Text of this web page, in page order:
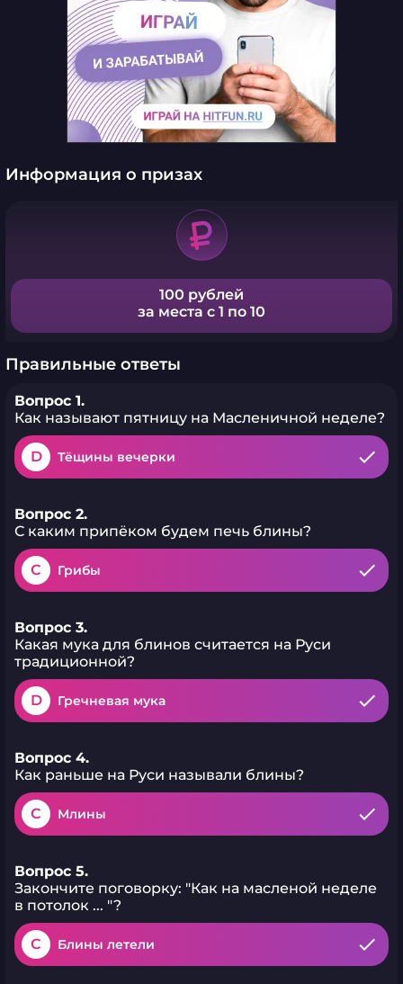
Информация о призах
100 рублей
за места с 1 по 10
Правильные ответы
Вопрос 1.
Как называют пятницу на Масленичной неделе?
D Тёщины вечерки
Вопрос 2.
С каким припёком будем печь блины?
C Грибы
Вопрос 3.
Какая мука для блинов считается на Руси
традиционной?
D Гречневая мука
Вопрос 4.
Как раньше на Руси называли блины?
C Млины
Вопрос 5.
Закончите поговорку: "Как на масленой неделе
в потолок ... "?
C Блины летели